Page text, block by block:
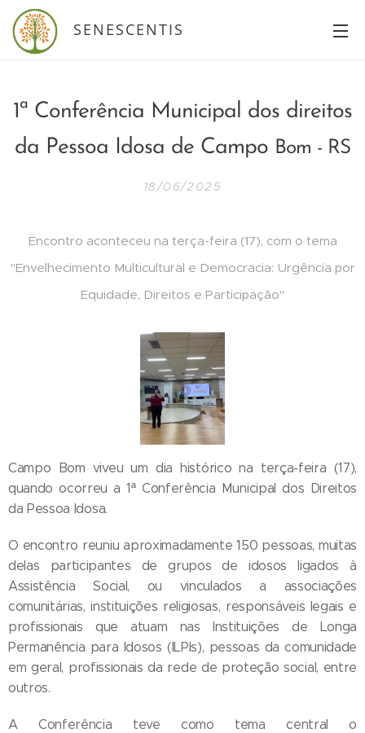
SENESCENTIS
1ª Conferência Municipal dos direitos
da Pessoa Idosa de Campo Bom - RS
18/06/2025
Encontro aconteceu na terça-feira (17), com o tema
"Envelhecimento Multicultural e Democracia: Urgência por
Equidade, Direitos e Participação"
Campo Bom viveu um dia histórico na terça-feira (17),
quando ocorreu a 1ª Conferência Municipal dos Direitos
da Pessoa Idosa.
O encontro reuniu aproximadamente 150 pessoas, muitas
delas participantes de grupos de idosos ligados à
Assistência Social, ou vinculados a associações
comunitárias, instituições religiosas, responsáveis legais e
profissionais que atuam nas Instituições de Longa
Permanência para Idosos (ILPIs), pessoas da comunidade
em geral, profissionais da rede de proteção social, entre
outros.
A Conferência teve como tema central o